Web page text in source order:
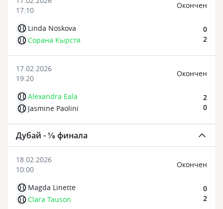
17:10
Linda Noskova
Сорана Кырстя
Oкончен
0
2
17.02.2026
19:20
Alexandra Eala
Jasmine Paolini
Oкончен
2
0
Дубай - ⅛ финала
18.02.2026
10:00
Magda Linette
Clara Tauson
Oкончен
0
2